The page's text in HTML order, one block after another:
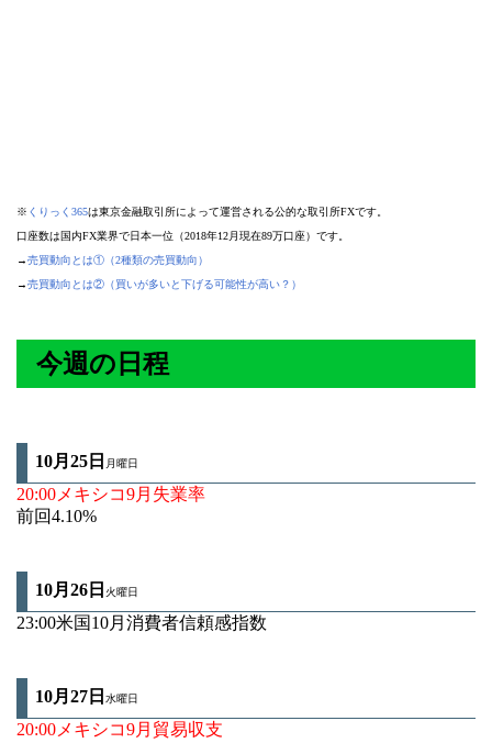
※ くりっく365は東京金融取引所によって運営される公的な取引所FXです。
口座数は国内FX業界で日本一位（2018年12月現在89万口座）です。
→売買動向とは①（2種類の売買動向）
→売買動向とは②（買いが多いと下げる可能性が高い？）
今週の日程
10月25日 月曜日
20:00メキシコ9月失業率
前回4.10%
10月26 日 火曜日
23:00米国10月消費者信頼感指数
10月27 日 水曜日
20:00メキシコ9月貿易収支